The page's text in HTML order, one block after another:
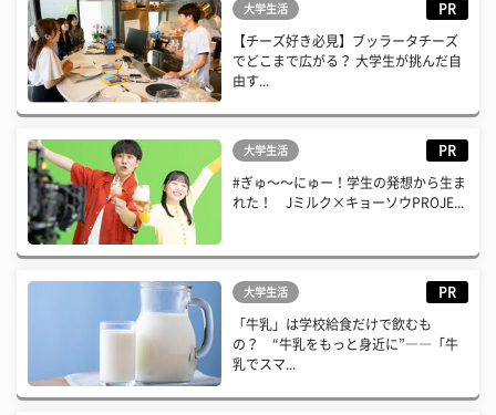
大学生活 PR
【チーズ好き必見】ブッラータチーズ
でどこまで広がる？ 大学生が挑んだ自
由す...
大学生活 PR
#ぎゅ〜〜にゅー！学生の発想から生ま
れた！ Jミルク×キョーソウPROJE...
大学生活 PR
「牛乳」は学校給食だけで飲むも
の？ “牛乳をもっと身近に”――「牛
乳でスマ...